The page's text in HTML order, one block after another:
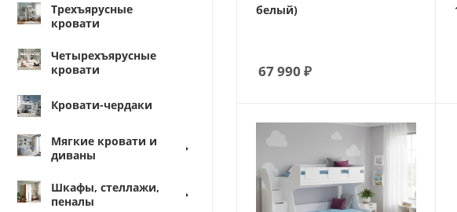
Трехъярусные
кровати
Четырехъярусные
кровати
Кровати-чердаки
Мягкие кровати и
диваны
Шкафы, стеллажи,
пеналы
белый)
67 990 ₽